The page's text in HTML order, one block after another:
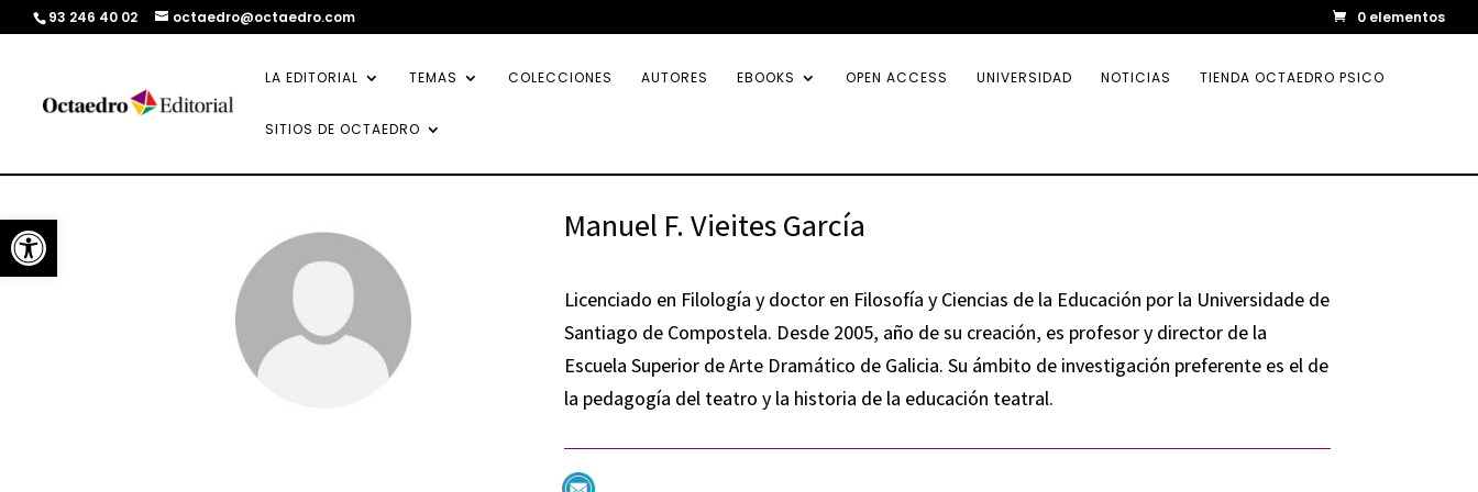
Abrir barra de herramientas
93 246 40 02 octaedro@octaedro.com 0 elementos
LA EDITORIAL TEMAS COLECCIONES AUTORES EBOOKS OPEN ACCESS UNIVERSIDAD NOTICIAS TIENDA OCTAEDRO PSICO
SITIOS DE OCTAEDRO
Manuel F. Vieites García
Licenciado en Filología y doctor en Filosofía y Ciencias de la Educación por la Universidade de
Santiago de Compostela. Desde 2005, año de su creación, es profesor y director de la
Escuela Superior de Arte Dramático de Galicia. Su ámbito de investigación preferente es el de
la pedagogía del teatro y la historia de la educación teatral.